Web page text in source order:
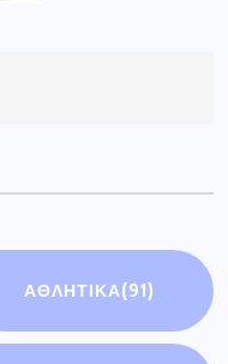
ΑΘΛΗΤΙΚΆ(91)